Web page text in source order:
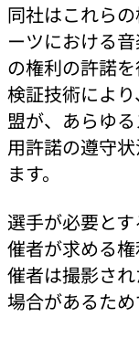
同社はこれら
ーツにおける
の権利の許諾
検証技術によ
盟が、あらゆ
用許諾の遵守
ます。
選手が必要と
催者が求める
催者は撮影さ
場合があるため